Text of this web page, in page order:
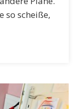
so scheiße,